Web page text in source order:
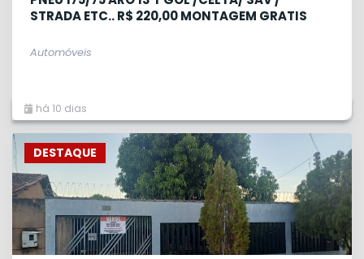
STRADA ETC.. R$ 220,00 MONTAGEM GRATIS
Automóveis
há 10 dias
DESTAQUE